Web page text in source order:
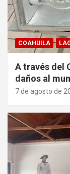
COAHUILA
A través del
daños al
7 de agosto de